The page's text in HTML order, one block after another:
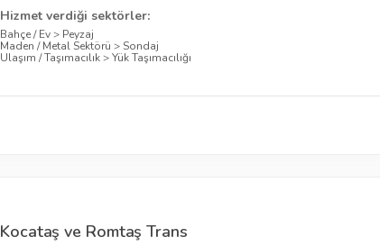
Hizmet verdiği sektörler:
Bahçe / Ev> Peyzaj
Maden / Metal Sektörü > Sondaj
Ulaşım / Taşımacılık>Yük Taşımacılığı
Kocataş ve Romtaş Trans